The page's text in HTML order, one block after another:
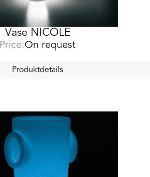
Vase NICOLE
Price:On request
Produktdetails